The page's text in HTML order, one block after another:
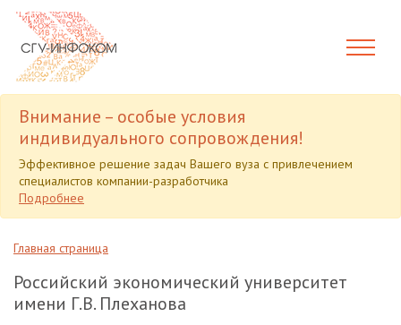
Внимание – особые условия
индивидуального сопровождения!
Эффективное решение задач Вашего вуза с привлечением
специалистов компании-разработчика
Подробнее
Главная страница
Российский экономический университет
имени Г.В. Плеханова